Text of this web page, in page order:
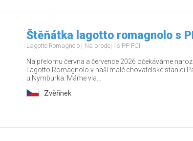
Štěňátka lagotto romagnolo s
Lagotto Romagnolo Na prodej s PP FCI
Na přelomu června a července 2026 očekáváme
Lagotto Romagnolo v naší malé chovatelské stanici
u Nymburka. Máme vla...
Zvěřínek